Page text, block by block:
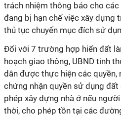
trách nhiệm thông báo cho
đang bị hạn chế việc xây dựng
thủ tục chuyển mục đích sử
Đối với 7 trường hợp hiến đất
hoạch giao thông, UBND tỉnh
dân được thực hiện các quyền,
chứng nhận quyền sử dụng
phép xây dựng nhà ở nếu
thời, cho phép tồn tại các